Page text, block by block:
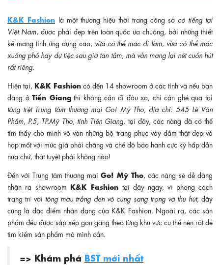
K&K Fashion là một thương hiệu thời trang công sở có tiếng tại
Việt Nam, được phái đẹp trên toàn quốc ưa chuộng, bởi những thiết
kế mang tính ứng dụng cao, vừa có thể mặc đi làm, vừa có thể mặc
xuống phố hay dự tiệc sau giờ tan tầm, mà vẫn mang lại nét cuốn hút
rất riêng.
Hiện tại, K&K Fashion có đến 14 showroom ở các tỉnh và nếu bạn
đang ởTiền Giangthì không cần đi đâu xa, chỉ cần ghé qua tại
tầng trệt Trung tâm thương mại Go! Mỹ Tho, địa chỉ: 545 Lê Văn
Phẩm, P.5, TP.Mỹ Tho, tỉnh Tiền Giang , tại đây, các nàng đã có thể
tìm thấy cho mình vô vàn những bộ trang phục váy đầm thật đẹp và
hợp mốt với mức giá phải chăng và chế độ bảo hành cực kỳ hấp dẫn
nữa chứ, thật tuyệt phải không nào!
Đến vớiTrung tâm thương mạiGo! Mỹ Tho, các nàng sẽ dễ dàng
nhận ra showroom K&K Fashion tại đây ngay, vì phong cách
trang trí với tông màu trắng đen vô cùng sang trọng và thu hút, đây
cũng là đặc điểm nhận dạng của K&K Fashion. Ngoài ra, các sản
phẩm đều được sắp xếp gọn gàng theo từng khu vực cụ thể nên rất dễ
tìm kiếm sản phẩm mà mình cần.
=> Khám phá BST mới nhất